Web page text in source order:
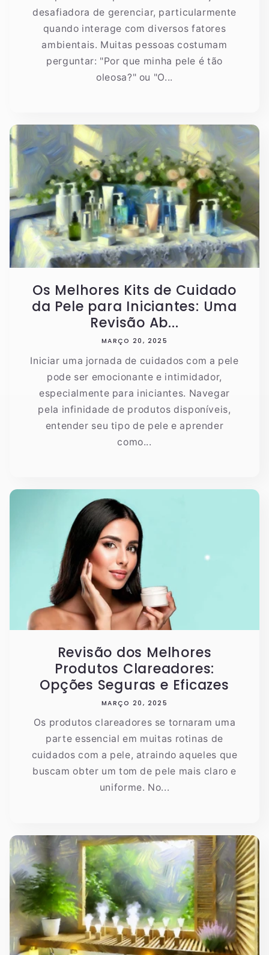
desafiadora de gerenciar, particularmente
quando interage com diversos fatores
ambientais. Muitas pessoas costumam
perguntar: "Por que minha pele é tão
oleosa?" ou "O...
Os Melhores Kits de Cuidado
da Pele para Iniciantes: Uma
Revisão Ab...
MARÇO 20, 2025
Iniciar uma jornada de cuidados com a pele
pode ser emocionante e intimidador,
especialmente para iniciantes. Navegar
pela infinidade de produtos disponíveis,
entender seu tipo de pele e aprender
como...
Revisão dos Melhores
Produtos Clareadores:
Opções Seguras e Eficazes
MARÇO 20, 2025
Os produtos clareadores se tornaram uma
parte essencial em muitas rotinas de
cuidados com a pele, atraindo aqueles que
buscam obter um tom de pele mais claro e
uniforme. No...